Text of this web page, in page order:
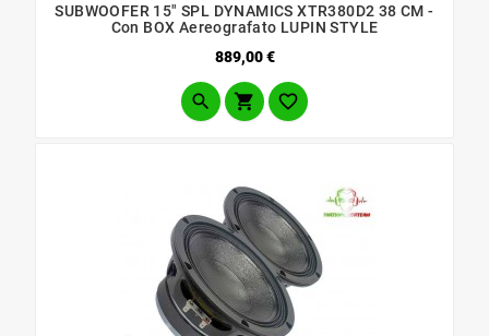
SUBWOOFER 15" SPL DYNAMICS XTR380D2 38 CM -
Con BOX Aereografato LUPIN STYLE
889,00 €Prezzo
  